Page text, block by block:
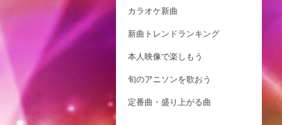
カラオケ新曲
新曲トレンドランキング
本人映像で楽しもう
旬のアニソンを歌おう
定番曲・盛り上がる曲